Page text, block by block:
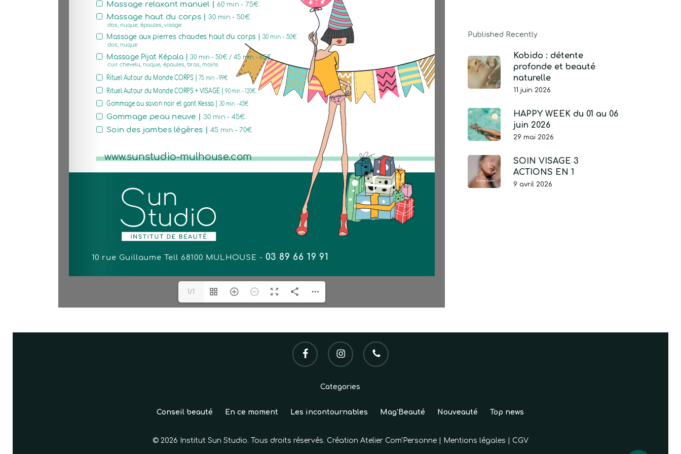
Sous-total :
1/1
Published Recently
Kobido : détente
profonde et beauté
naturelle
11 juin 2026
HAPPY WEEK du 01 au 06
juin 2026
29 mai 2026
SOIN VISAGE 3
ACTIONS EN 1
9 avril 2026
facebook instagram phone
Categories
Conseil beauté En ce moment Les incontournables Mag'Beauté Nouveauté Top news
© 2026 Institut Sun Studio. Tous droits réservés. Création Atelier Com'Personne| Mentions légales CGV